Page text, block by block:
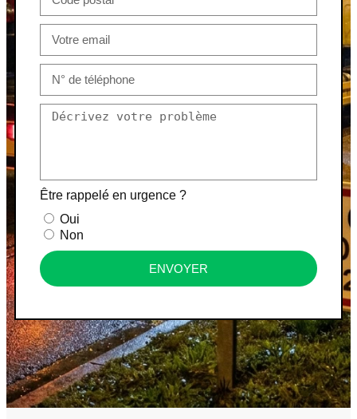
Être rappelé en urgence ?
Oui
Non
ENVOYER